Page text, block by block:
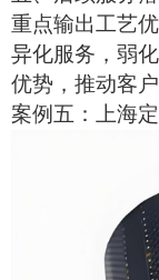
重点输出工艺
异化服务，弱
优势，推动客户
案例五：上海